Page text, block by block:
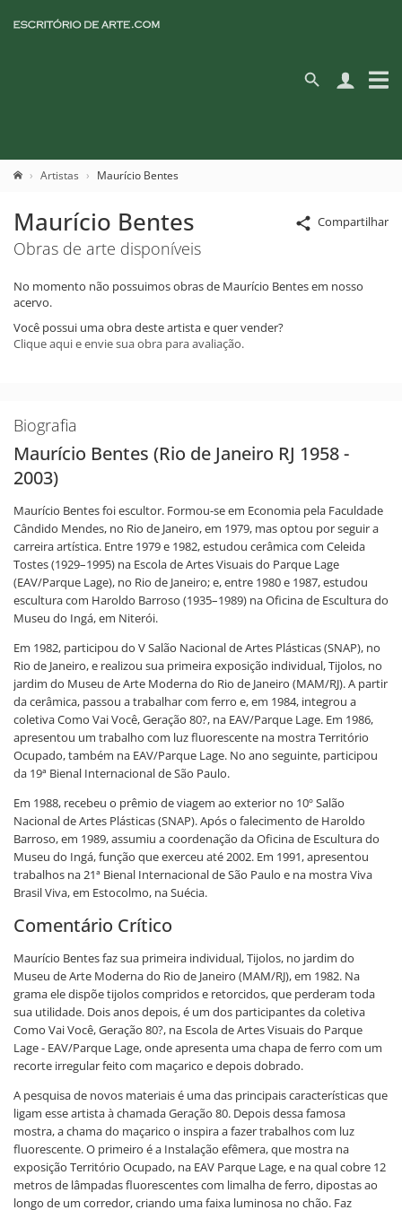
Artistas Maurício Bentes
Compartilhar
Maurício Bentes
Obras de arte disponíveis
No momento não possuimos obras de Maurício Bentes em nosso
acervo.
Você possui uma obra deste artista e quer vender?
Clique aqui e envie sua obra para avaliação.
Biografia
Maurício Bentes (Rio de Janeiro RJ 1958 -
2003)
Maurício Bentes foi escultor. Formou-se em Economia pela Faculdade
Cândido Mendes, no Rio de Janeiro, em 1979, mas optou por seguir a
carreira artística. Entre 1979 e 1982, estudou cerâmica com Celeida
Tostes (1929–1995) na Escola de Artes Visuais do Parque Lage
(EAV/Parque Lage), no Rio de Janeiro; e, entre 1980 e 1987, estudou
escultura com Haroldo Barroso (1935–1989) na Oficina de Escultura do
Museu do Ingá, em Niterói.
Em 1982, participou do V Salão Nacional de Artes Plásticas (SNAP), no
Rio de Janeiro, e realizou sua primeira exposição individual, Tijolos, no
jardim do Museu de Arte Moderna do Rio de Janeiro (MAM/RJ). A partir
da cerâmica, passou a trabalhar com ferro e, em 1984, integrou a
coletiva Como Vai Você, Geração 80?, na EAV/Parque Lage. Em 1986,
apresentou um trabalho com luz fluorescente na mostra Território
Ocupado, também na EAV/Parque Lage. No ano seguinte, participou
da 19ª Bienal Internacional de São Paulo.
Em 1988, recebeu o prêmio de viagem ao exterior no 10º Salão
Nacional de Artes Plásticas (SNAP). Após o falecimento de Haroldo
Barroso, em 1989, assumiu a coordenação da Oficina de Escultura do
Museu do Ingá, função que exerceu até 2002. Em 1991, apresentou
trabalhos na 21ª Bienal Internacional de São Paulo e na mostra Viva
Brasil Viva, em Estocolmo, na Suécia.
Comentário Crítico
Maurício Bentes faz sua primeira individual, Tijolos, no jardim do
Museu de Arte Moderna do Rio de Janeiro (MAM/RJ), em 1982. Na
grama ele dispõe tijolos compridos e retorcidos, que perderam toda
sua utilidade. Dois anos depois, é um dos participantes da coletiva
Como Vai Você, Geração 80?, na Escola de Artes Visuais do Parque
Lage - EAV/Parque Lage, onde apresenta uma chapa de ferro com um
recorte irregular feito com maçarico e depois dobrado.
A pesquisa de novos materiais é uma das principais características que
ligam esse artista à chamada Geração 80. Depois dessa famosa
mostra, a chama do maçarico o inspira a fazer trabalhos com luz
fluorescente. O primeiro é a Instalação efêmera, que mostra na
exposição Território Ocupado, na EAV Parque Lage, e na qual cobre 12
metros de lâmpadas fluorescentes com limalha de ferro, dipostas ao
longo de um corredor, criando uma faixa luminosa no chão. Faz